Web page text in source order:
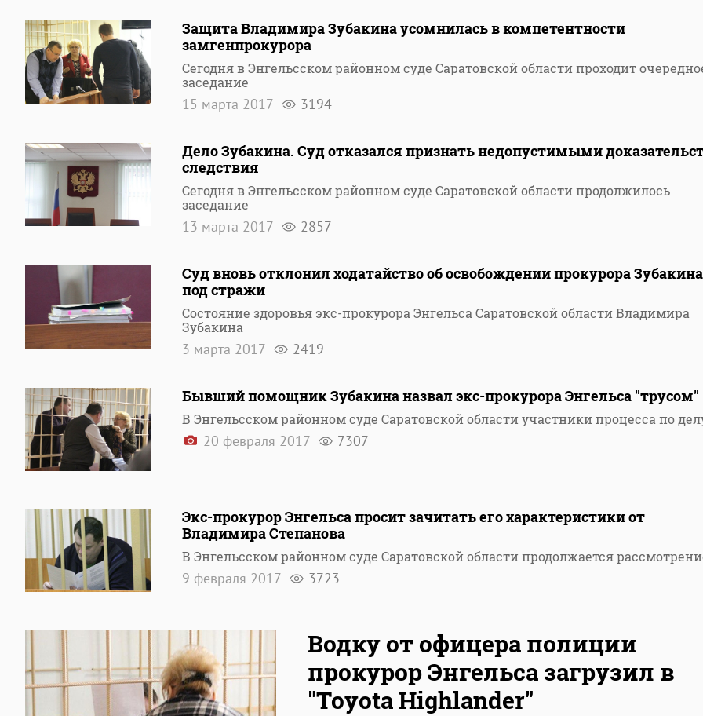
Защита Владимира Зубакина усомнилась в компетентности
замгенпрокурора
Сегодня в Энгельсском районном суде Саратовской области проходит
заседание
15 марта 2017 3194
Дело Зубакина. Суд отказался признать недопустимыми
следствия
Сегодня в Энгельсском районном суде Саратовской области продолжилось
заседание
13 марта 2017 2857
Суд вновь отклонил ходатайство об освобождении прокурора
под стражи
Состояние здоровья экс-прокурора Энгельса Саратовской области Владимира
Зубакина
3 марта 2017 2419
Бывший помощник Зубакина назвал экс-прокурора Энгельса "трусом"
В Энгельсском районном суде Саратовской области участники процесса по
20 февраля 2017 7307
Экс-прокурор Энгельса просит зачитать его характеристики от
Владимира Степанова
В Энгельсском районном суде Саратовской области продолжается
9 февраля 2017 3723
Водку от офицера полиции
прокурор Энгельса загрузил в
"Toyota Highlander"